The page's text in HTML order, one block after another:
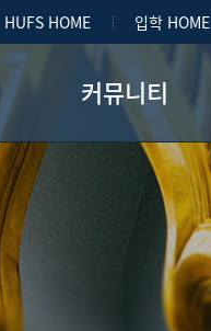
HUFS HOME 입학 HOME
커뮤니티
공지사항